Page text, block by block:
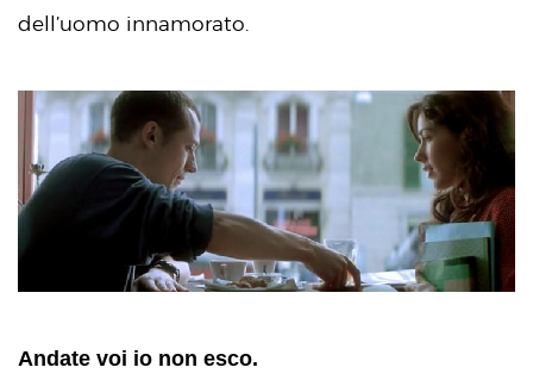
dell’uomo innamorato.
Andate voi io non esco.